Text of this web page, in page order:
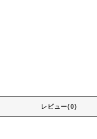
レビュー(0)